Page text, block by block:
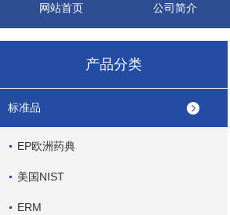
网站首页 公司简介
产品分类
标准品
EP欧洲药典
美国NIST
ERM